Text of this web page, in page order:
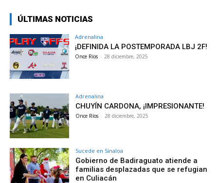
ÚLTIMAS NOTICIAS
Adrenalina
¡DEFINIDA LA POSTEMPORADA LBJ 2F!
Once Ríos - 28 diciembre, 2025
Adrenalina
CHUYÍN CARDONA, ¡IMPRESIONANTE!
Once Ríos - 28 diciembre, 2025
Sucede en Sinaloa
Gobierno de Badiraguato atiende a
familias desplazadas que se refugian
en Culiacán